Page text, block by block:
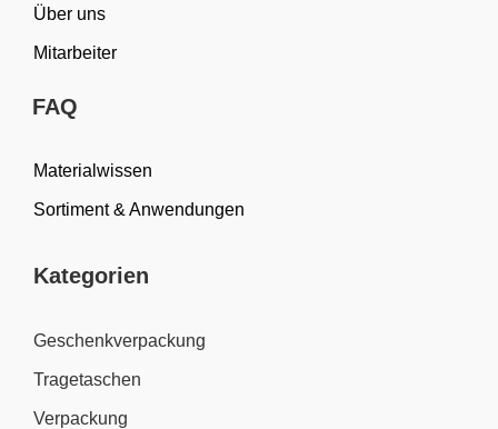
Über uns
Mitarbeiter
FAQ
Materialwissen
Sortiment & Anwendungen
Kategorien
Geschenkverpackung
Tragetaschen
Verpackung